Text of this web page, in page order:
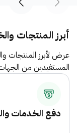
أبرز المنتجات
عرض لأبرز المنتجات
المستفيدين من
دفع الخدمات